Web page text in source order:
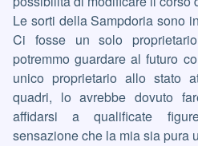
Le sorti della Sampdoria sono
Ci fosse un solo
potremmo guardare al futuro
unico proprietario allo stato
quadri, lo avrebbe dovuto
affidarsi a qualificate
sensazione che la mia sia pura